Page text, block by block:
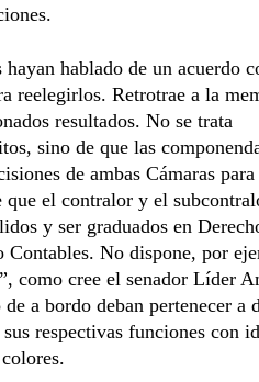
hablado de un acuerdo
reelegirlos. Retrotrae a la
resultados. No se trata
sino de que las
de ambas Cámaras
el contralor y el
y ser graduados en
No dispone, por
como cree el senador Líder
a bordo deban pertenecer a
respectivas funciones con